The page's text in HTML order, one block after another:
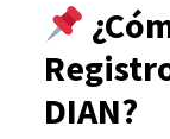
DIAN?